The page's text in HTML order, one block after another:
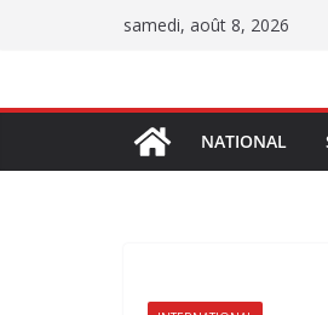
samedi, août 8, 2026
NATIONAL